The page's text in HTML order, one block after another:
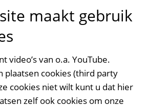
zien dat hersenontwikkeling bij
aangeboren hartafwijkingen
wordt beïnvloed, maar
periode. Daarom is volgens
nodig voor het hele
tot en met de periode na
maakt gebruik
video’s van o.a. YouTube.
plaatsen cookies (third party
cookies niet wilt kunt u dat hier
zelf ook cookies om onze